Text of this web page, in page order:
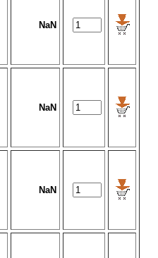
NaN
NaN
NaN